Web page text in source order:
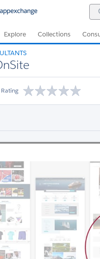
Explore Collections
Rating